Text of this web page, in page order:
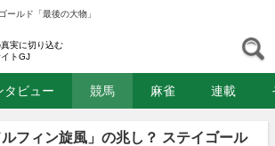
ールド「最後の大物」
実に切り込む
トGJ
タビュー 競馬 麻雀 連載
フィン旋風」の兆し？ ステイゴール